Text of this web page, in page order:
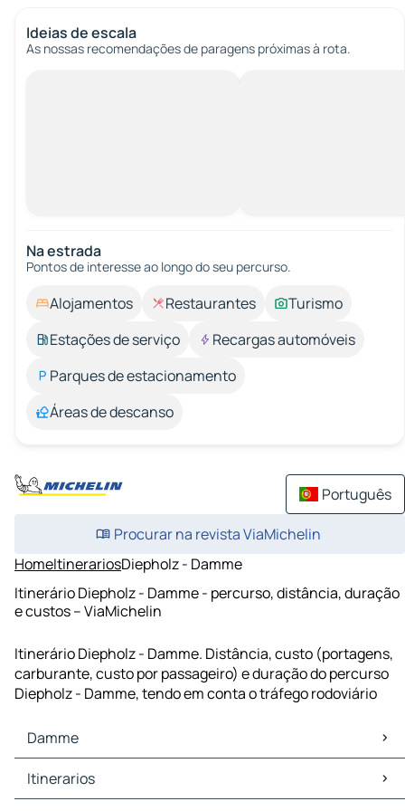
Ideias de escala
As nossas recomendações de paragens próximas à rota.
Na estrada
Pontos de interesse ao longo do seu percurso.
Alojamentos Restaurantes
Turismo
Estações de serviço
Recargas automóveis
Parques de estacionamento
Áreas de descanso
Português
Procurar na revista ViaMichelin
HomeItinerariosDiepholz - Damme
Itinerário Diepholz - Damme - percurso, distância, duração
e custos – ViaMichelin
Itinerário Diepholz - Damme. Distância, custo (portagens,
carburante, custo por passageiro) e duração do percurso
Diepholz - Damme, tendo em conta o tráfego rodoviário
Damme
Damme Mapas Plantas
Damme Trafego
Itinerarios